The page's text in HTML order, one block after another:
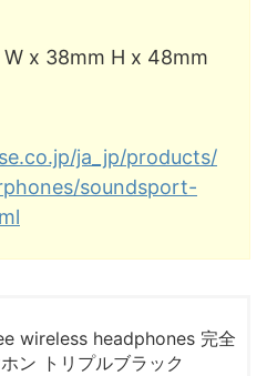
W x 38mm H x 48mm
ja_jp/products/
soundsport-
wireless headphones 完全
ン トリプルブラック